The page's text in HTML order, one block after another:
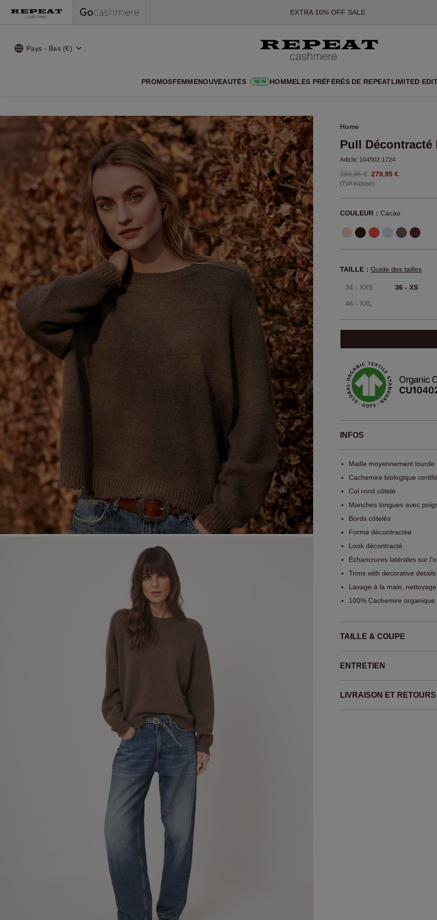
*CETTE OFFRE EST VALABLE JUSQU'AU 12 AOÛT 2026
*NON VALABLE SUR LIMITED EDITION
*EXCEPTIONS PEUVENT S'APPLIQUER
NOUVEAUTÉS EN CACHEMIRE
EXTRA 10% OFF SALE
Pays - Bas (€)
PROMOSFEMMENOUVEAUTÉS NEW HOMMELES PRÉFÉRÉS DE REPEATLIMITED
Home
Pull Décontracté
Article: 104502-1724
399,95 € 279,95 €
(TVA incluse)
COULEUR： Cacao
TAILLE： Guide des tailles
34 - XXS 36 - XS
46 - XXL
INFOS
Maille moyennement lourde
Cachemire biologique
Col rond côtelé
Manches longues avec
Bords côtelés
Forme décontractée
Look décontracté
Échancrures latérales sur
Trims with decorative details
Lavage à la main,
100% Cachemire
TAILLE & COUPE
ENTRETIEN
LIVRAISON ET RETOURS